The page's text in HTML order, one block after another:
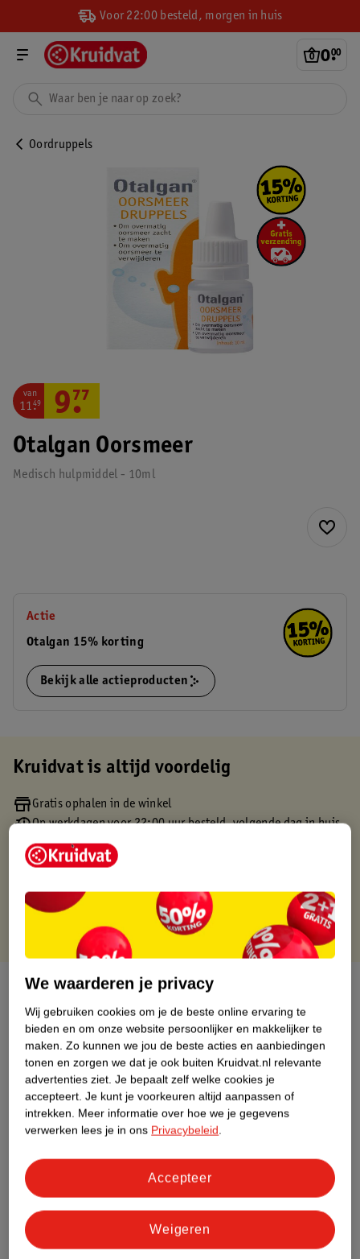
Voor 22:00 besteld, morgen in huis
0.
00
Oordruppels
Otalgan Oorsmeer
Medisch hulpmiddel - 10ml
van
11.
49 9.
77
Actie
Otalgan 15% korting
Bekijk alle actieproducten
Kruidvat is altijd voordelig
Gratis ophalen in de winkel
Op werkdagen voor 22:00 uur besteld, volgende dag in huis
Gratis thuisbezorgd vanaf 50.00
Gratis retourneren binnen 30 dagen
Over dit product
Productinformatie
Etiketinformatie
Nature Impact Score
Impact Score.
Meer informatie
Bestel & Bezorginformatie
We waarderen je privacy
Wij gebruiken cookies om je de beste online ervaring te
bieden en om onze website persoonlijker en makkelijker te
maken. Zo kunnen we jou de beste acties en aanbiedingen
tonen en zorgen we dat je ook buiten Kruidvat.nl relevante
advertenties ziet. Je bepaalt zelf welke cookies je
accepteert. Je kunt je voorkeuren altijd aanpassen of
intrekken. Meer informatie over hoe we je gegevens
verwerken lees je in ons Privacybeleid.
Weigeren
Accepteer